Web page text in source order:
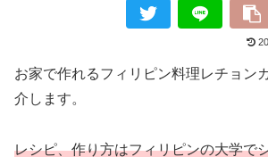
お家で作れるフィリピン料理レチョン
介します。
レシピ、作り方はフィリピンの大学で